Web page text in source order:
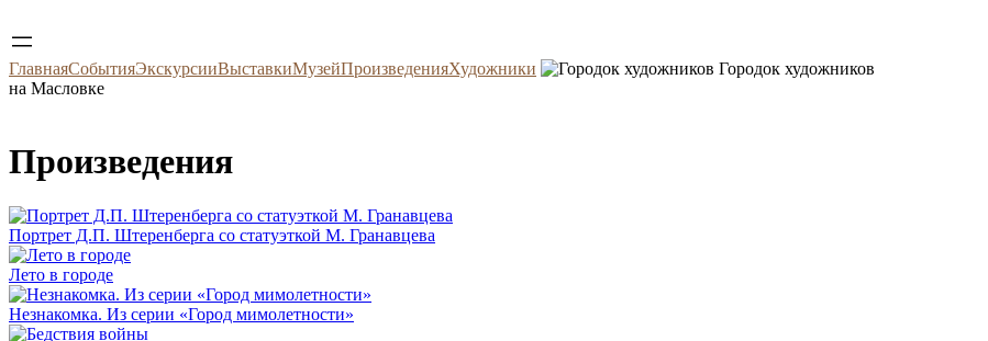
ГлавнаяСобытияЭкскурсииВыставкиМузейПроизведенияХудожники
Городок художников
на Масловке
Произведения
Портрет Д.П. Штеренберга со статуэткой М. Гранавцева
Лето в городе
Незнакомка. Из серии «Город мимолетности»